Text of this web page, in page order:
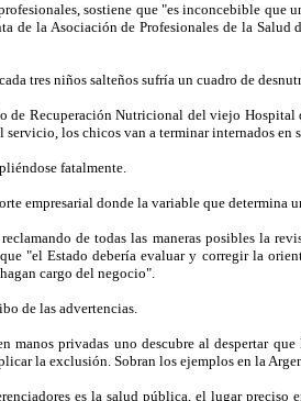
sostiene que "es inconcebible que
de la Asociación de Profesionales de la
tres niños salteños sufría un cuadro de
de Recuperación Nutricional del viejo
los chicos van a terminar internados en
fatalmente.
empresarial donde la variable que determina
de todas las maneras posibles la
que "el Estado debería evaluar y corregir la
cargo del negocio".
de las advertencias.
manos privadas uno descubre al despertar
la exclusión. Sobran los ejemplos en la
es la salud pública, el lugar preciso